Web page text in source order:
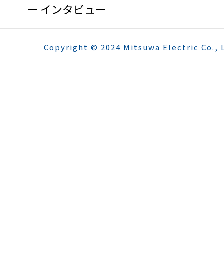
インタビュー
Copyright © 2024 Mitsuwa Electric Co.,